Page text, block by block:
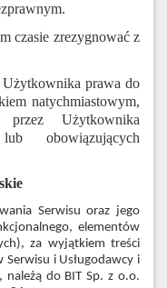
czasie zrezygnować z
Użytkownika prawa do
natychmiastowym,
Użytkownika
obowiązujących
Serwisu oraz jego
elementów
za wyjątkiem treści
i Usługodawcy i
należą do BIT Sp. z o.o.